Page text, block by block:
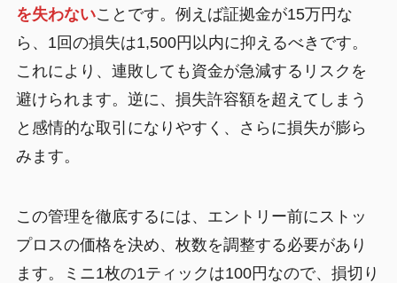
を失わないことです。例えば証拠金が15万円な
ら、1回の損失は1,500円以内に抑えるべきです。
これにより、連敗しても資金が急減するリスクを
避けられます。逆に、損失許容額を超えてしまう
と感情的な取引になりやすく、さらに損失が膨ら
みます。
この管理を徹底するには、エントリー前にストッ
プロスの価格を決め、枚数を調整する必要があり
ます。ミニ1枚の1ティックは100円なので、損切り